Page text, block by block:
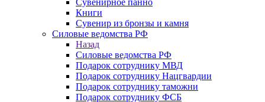
Сувенирное панно
Книги
Сувенир из бронзы и камня
Силовые ведомства РФ
Назад
Силовые ведомства РФ
Подарок сотруднику МВД
Подарок сотруднику Нацгвардии
Подарок сотруднику таможни
Подарок сотруднику ФСБ